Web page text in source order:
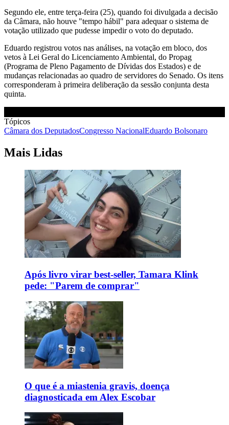
Segundo ele, entre terça-feira (25), quando foi divulgada a decisão
da Câmara, não houve "tempo hábil" para adequar o sistema de
votação utilizado que pudesse impedir o voto do deputado.
Eduardo registrou votos nas análises, na votação em bloco, dos
vetos à Lei Geral do Licenciamento Ambiental, do Propag
(Programa de Pleno Pagamento de Dívidas dos Estados) e de
mudanças relacionadas ao quadro de servidores do Senado. Os itens
corresponderam à primeira deliberação da sessão conjunta desta
quinta.
Tópicos
Câmara dos DeputadosCongresso NacionalEduardo Bolsonaro
Mais Lidas
Após livro virar best-seller, Tamara Klink
pede: "Parem de comprar"
O que é a miastenia gravis, doença
diagnosticada em Alex Escobar